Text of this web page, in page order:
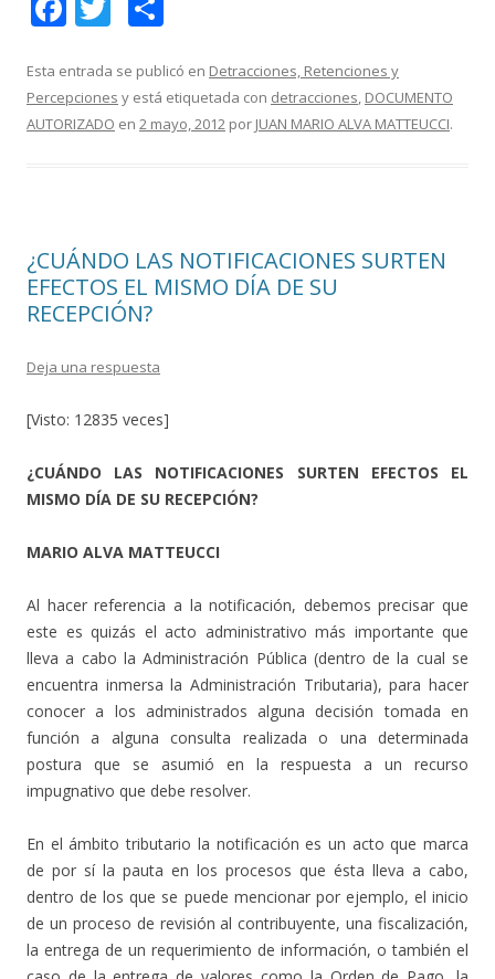
e
b
itt
er
m
p
Esta entrada se publicó en Detracciones, Retenciones y
Percepciones y está etiquetada con detracciones, DOCUMENTO
AUTORIZADO en 2 mayo, 2012 por JUAN MARIO ALVA MATTEUCCI.
¿CUÁNDO LAS NOTIFICACIONES SURTEN
EFECTOS EL MISMO DÍA DE SU
RECEPCIÓN?
Deja una respuesta
[Visto: 12835 veces]
¿CUÁNDO LAS NOTIFICACIONES SURTEN EFECTOS EL
MISMO DÍA DE SU RECEPCIÓN?
MARIO ALVA MATTEUCCI
Al hacer referencia a la notificación, debemos precisar que
este es quizás el acto administrativo más importante que
lleva a cabo la Administración Pública (dentro de la cual se
encuentra inmersa la Administración Tributaria), para hacer
conocer a los administrados alguna decisión tomada en
función a alguna consulta realizada o una determinada
postura que se asumió en la respuesta a un recurso
impugnativo que debe resolver.
En el ámbito tributario la notificación es un acto que marca
de por sí la pauta en los procesos que ésta lleva a cabo,
dentro de los que se puede mencionar por ejemplo, el inicio
de un proceso de revisión al contribuyente, una fiscalización,
la entrega de un requerimiento de información, o también el